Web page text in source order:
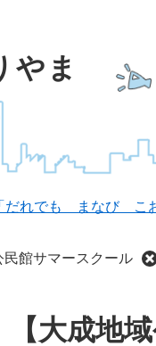
やま
だれでも まなび こ
民館サマースクール
【大成地